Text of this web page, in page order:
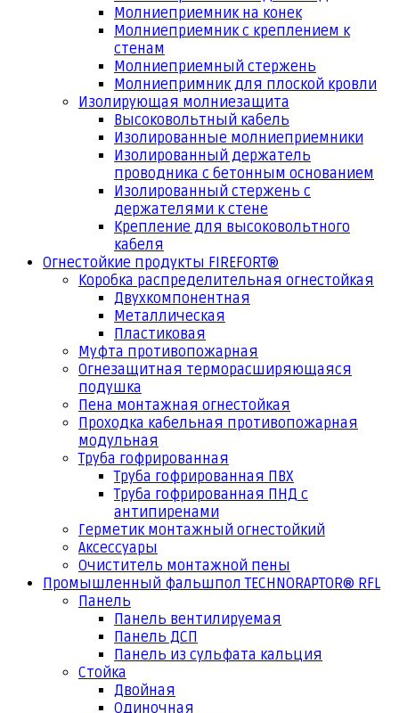
Молниеприемник на конек
Молниеприемник с креплением к
стенам
Молниеприемный стержень
Молниепримник для плоской кровли
Изолирующая молниезащита
Высоковольтный кабель
Изолированные молниеприемники
Изолированный держатель
проводника с бетонным основанием
Изолированный стержень с
держателями к стене
Крепление для высоковольтного
кабеля
Огнестойкие продукты FIREFORT®
Коробка распределительная огнестойкая
Двухкомпонентная
Металлическая
Пластиковая
Муфта противопожарная
Огнезащитная терморасширяющаяся
подушка
Пена монтажная огнестойкая
Проходка кабельная противопожарная
модульная
Труба гофрированная
Труба гофрированная ПВХ
Труба гофрированная ПНД с
антипиренами
Герметик монтажный огнестойкий
Аксессуары
Очиститель монтажной пены
Промышленный фальшпол TECHNORAPTOR® RFL
Панель
Панель вентилируемая
Панель ДСП
Панель из сульфата кальция
Стойка
Двойная
Одиночная